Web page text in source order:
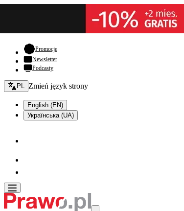
Promocje- otwiera się w nowej karcie
Newsletter
Podcasty
Zmień język - bieżący:
PL Zmień język strony
English (EN)
Українська (UA)